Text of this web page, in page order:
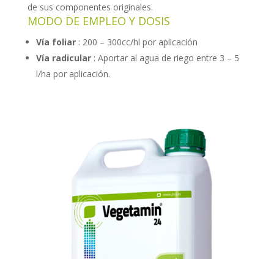
de sus componentes originales.
MODO DE EMPLEO Y DOSIS
Vía foliar : 200 – 300cc/hl por aplicación
Vía radicular : Aportar al agua de riego entre 3 – 5
l/ha por aplicación.